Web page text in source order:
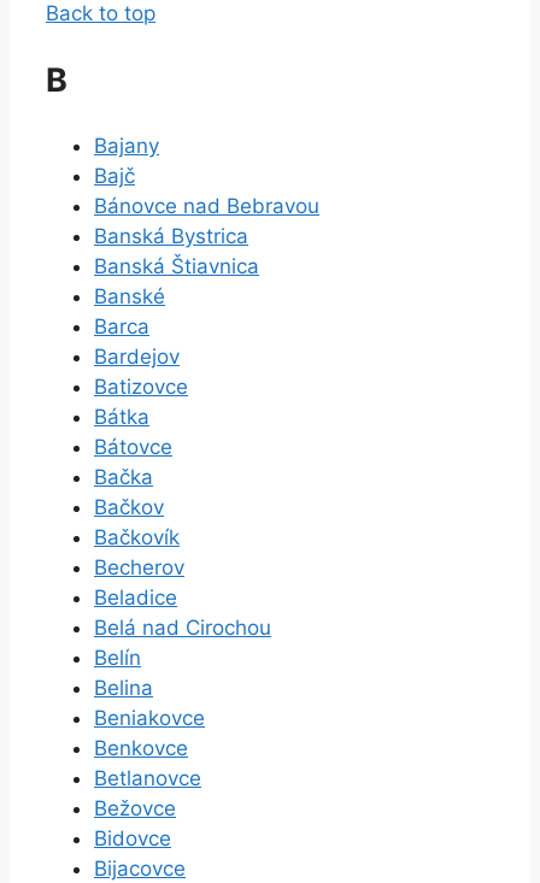
Back to top
B
Bajany
Bajč
Bánovce nad Bebravou
Banská Bystrica
Banská Štiavnica
Banské
Barca
Bardejov
Batizovce
Bátka
Bátovce
Bačka
Bačkov
Bačkovík
Becherov
Beladice
Belá nad Cirochou
Belín
Belina
Beniakovce
Benkovce
Betlanovce
Bežovce
Bidovce
Bijacovce